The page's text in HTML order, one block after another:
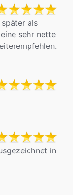
als
sehr nette
in